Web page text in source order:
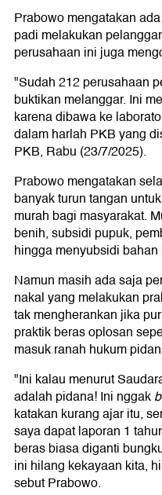
Prabowo mengatakan
padi melakukan
perusahaan ini juga
"Sudah 212 perusahaan
buktikan melanggar. Ini
karena dibawa ke
dalam harlah PKB yang
PKB, Rabu (23/7/2025).
Prabowo mengatakan
banyak turun tangan
murah bagi masyarakat.
benih, subsidi pupuk,
hingga menyubsidi
Namun masih ada saja
nakal yang melakukan
tak mengherankan jika
praktik beras oplosan
masuk ranah hukum
"Ini kalau menurut
adalah pidana! Ini nggak
katakan kurang ajar itu,
saya dapat laporan 1
beras biasa diganti
ini hilang kekayaan kita,
sebut Prabowo.